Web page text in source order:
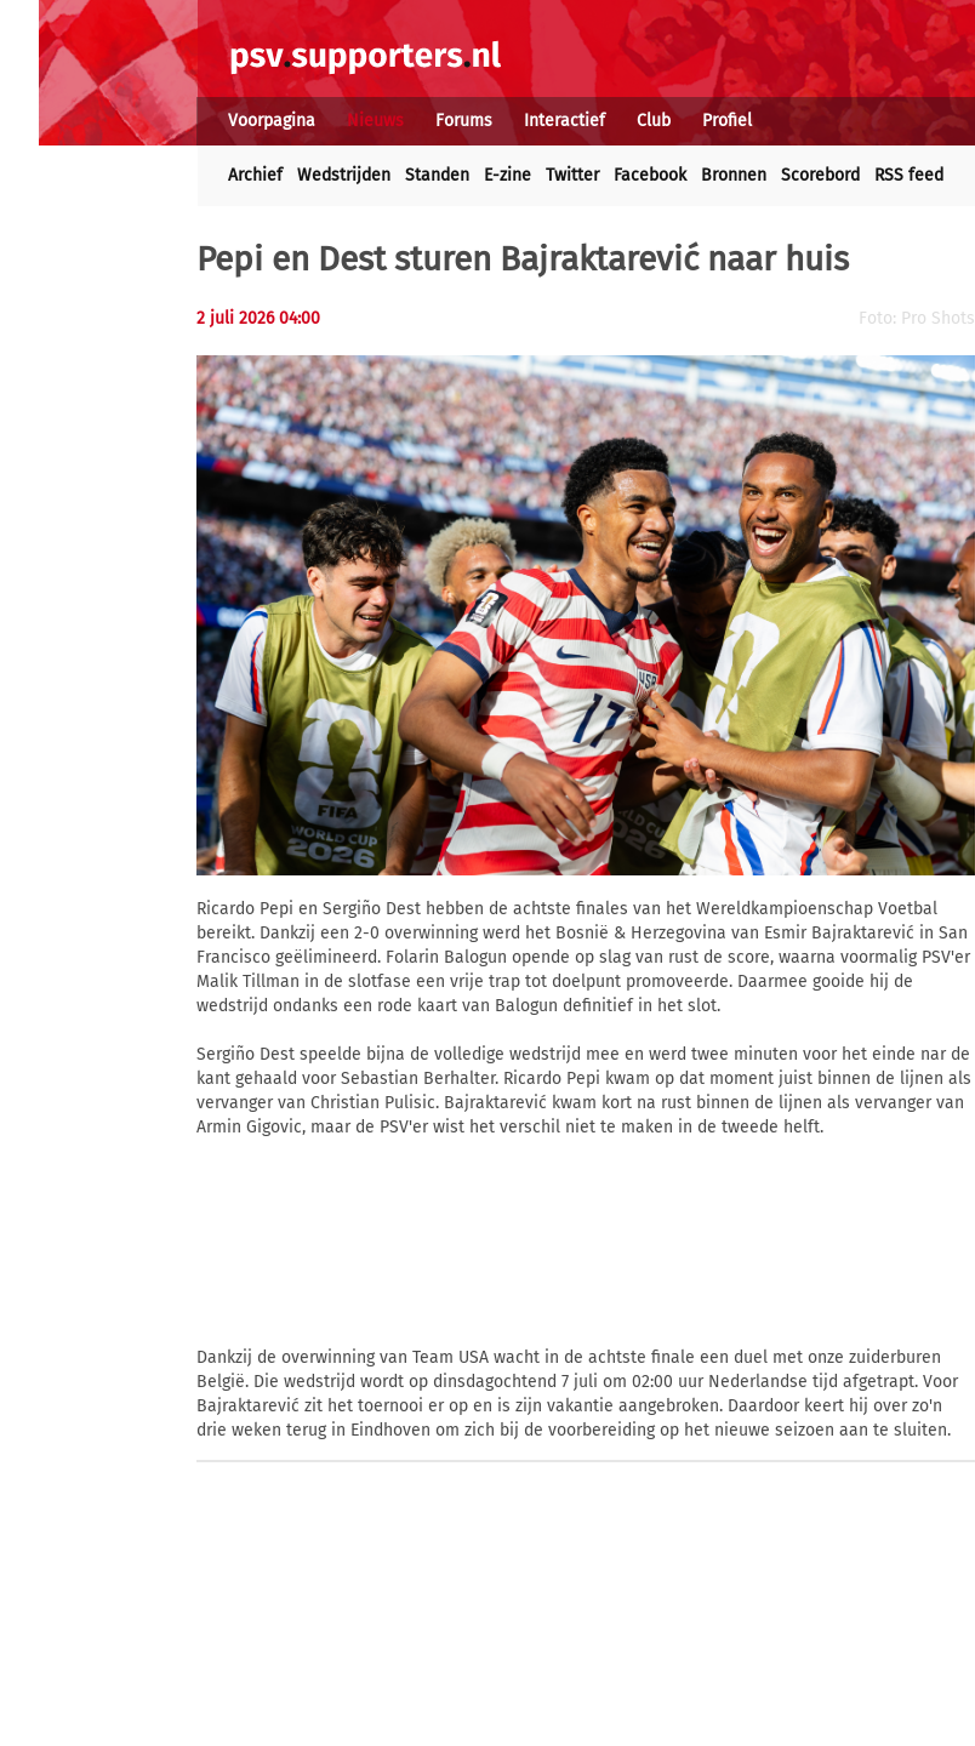
Voorpagina Nieuws Forums Interactief Club Profiel
Archief Wedstrijden Standen E-zine Twitter Facebook Bronnen Scorebord RSS feed
Pepi en Dest sturen Bajraktarević naar huis
2 juli 2026 04:00 Foto: Pro Shots
Ricardo Pepi en Sergiño Dest hebben de achtste finales van het Wereldkampioenschap Voetbal
bereikt. Dankzij een 2-0 overwinning werd het Bosnië & Herzegovina van Esmir Bajraktarević in San
Francisco geëlimineerd. Folarin Balogun opende op slag van rust de score, waarna voormalig PSV'er
Malik Tillman in de slotfase een vrije trap tot doelpunt promoveerde. Daarmee gooide hij de
wedstrijd ondanks een rode kaart van Balogun definitief in het slot.
Sergiño Dest speelde bijna de volledige wedstrijd mee en werd twee minuten voor het einde nar de
kant gehaald voor Sebastian Berhalter. Ricardo Pepi kwam op dat moment juist binnen de lijnen als
vervanger van Christian Pulisic. Bajraktarević kwam kort na rust binnen de lijnen als vervanger van
Armin Gigovic, maar de PSV'er wist het verschil niet te maken in de tweede helft.
Dankzij de overwinning van Team USA wacht in de achtste finale een duel met onze zuiderburen
België. Die wedstrijd wordt op dinsdagochtend 7 juli om 02:00 uur Nederlandse tijd afgetrapt. Voor
Bajraktarević zit het toernooi er op en is zijn vakantie aangebroken. Daardoor keert hij over zo'n
drie weken terug in Eindhoven om zich bij de voorbereiding op het nieuwe seizoen aan te sluiten.